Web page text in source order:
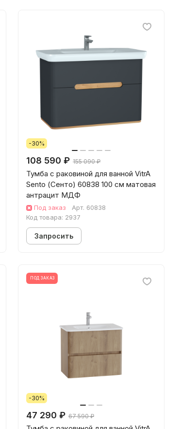
-30%
108 590 ₽ 155 090 ₽
Тумба с раковиной для ванной VitrA
Sento (Сенто) 60838 100 см матовая
антрацит МДФ
Под заказ Арт. 60838
Код товара: 2937
Запросить
ПОД ЗАКАЗ
-30%
47 290 ₽ 67 590 ₽